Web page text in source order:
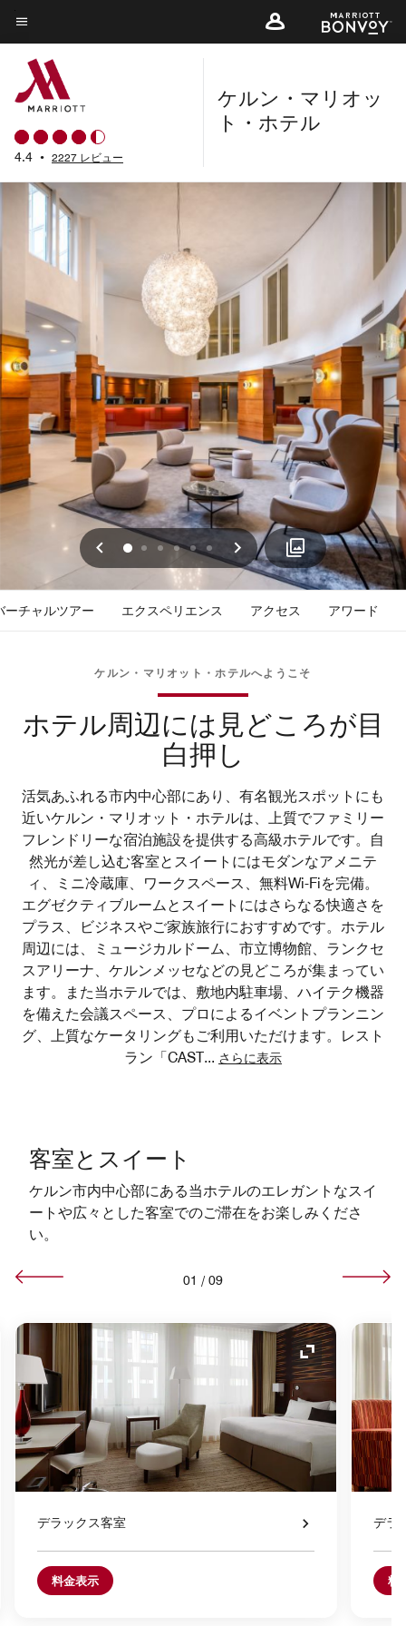
Skip
to
main
content
メニューのテキスト
4.4 • 2227 レビュー
ケルン・マリオッ
ト・ホテル
戻る
0 12345 次へ
ーチャルツアー エクスペリエンス アクセス アワード
ケルン・マリオット・ホテルへようこそ
ホテル周辺には見どころが目
白押し
活気あふれる市内中心部にあり、有名観光スポットにも
近いケルン・マリオット・ホテルは、上質でファミリー
フレンドリーな宿泊施設を提供する高級ホテルです。自
然光が差し込む客室とスイートにはモダンなアメニテ
ィ、ミニ冷蔵庫、ワークスペース、無料Wi-Fiを完備。
エグゼクティブルームとスイートにはさらなる快適さを
プラス、ビジネスやご家族旅行におすすめです。ホテル
周辺には、ミュージカルドーム、市立博物館、ランクセ
スアリーナ、ケルンメッセなどの見どころが集まってい
ます。また当ホテルでは、敷地内駐車場、ハイテク機器
を備えた会議スペース、プロによるイベントプランニン
グ、上質なケータリングもご利用いただけます。レスト
ラン「CAST... さらに表示
客室とスイート
ケルン市内中心部にある当ホテルのエレガントなスイ
ートや広々とした客室でのご滞在をお楽しみくださ
い。
01 / 09
ンの拡大 アイコンの拡
デラックス客室
料金表示
デラ
料